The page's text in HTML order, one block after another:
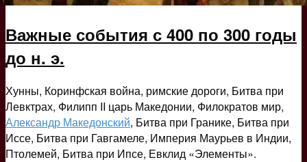
Важные события с 400 по 300 годы
до н. э.
Хунны, Коринфская война, римские дороги, Битва при
Левктрах, Филипп II царь Македонии, Филократов мир,
Александр Македонский, Битва при Гранике, Битва при
Иссе, Битва при Гавгамеле, Империя Маурьев в Индии,
Птолемей, Битва при Ипсе, Евклид «Элементы».